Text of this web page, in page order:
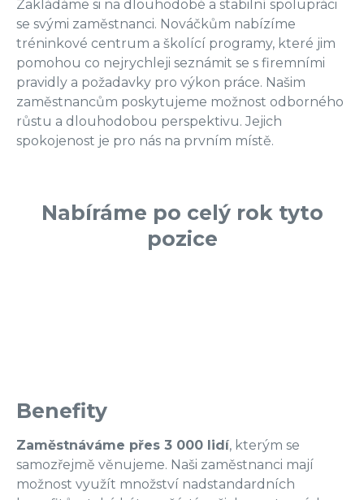
Zakládáme si na dlouhodobé a stabilní spolupráci
se svými zaměstnanci. Nováčkům nabízíme
tréninkové centrum a školící programy, které jim
pomohou co nejrychleji seznámit se s firemními
pravidly a požadavky pro výkon práce. Našim
zaměstnancům poskytujeme možnost odborného
růstu a dlouhodobou perspektivu. Jejich
spokojenost je pro nás na prvním místě.
Nabíráme po celý rok tyto
pozice
Benefity
Zaměstnáváme přes 3 000 lidí, kterým se
samozřejmě věnujeme. Naši zaměstnanci mají
možnost využít množství nadstandardních